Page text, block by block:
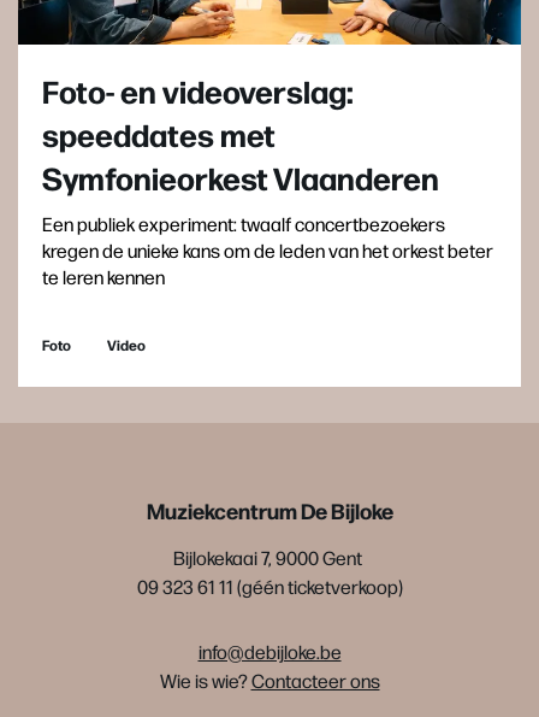
Foto- en videoverslag:
speeddates met
Symfonieorkest Vlaanderen
Een publiek experiment: twaalf concertbezoekers
kregen de unieke kans om de leden van het orkest beter
te leren kennen
Foto Video
Muziekcentrum De Bijloke
Bijlokekaai 7, 9000 Gent
09 323 61 11 (géén ticketverkoop)
info@debijloke.be
Wie is wie?Contacteer ons